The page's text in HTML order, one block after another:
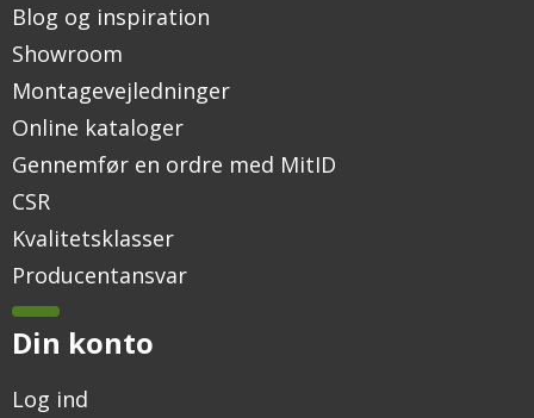
Blog og inspiration
Showroom
Montagevejledninger
Online kataloger
Gennemfør en ordre med MitID
CSR
Kvalitetsklasser
Producentansvar
Din konto
Log ind